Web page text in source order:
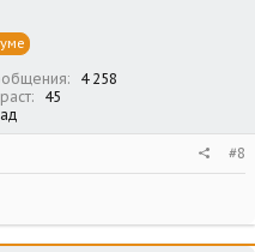
4 258
45
#8